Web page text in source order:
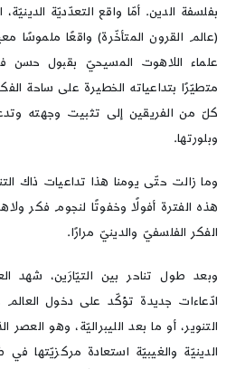
بفلسفة الدين. أمّا واقع التعدّديّة
(عالم القرون المتأخّرة) واقعًا ملموسًا
علماء اللاهوت المسيحيّ بقبول
متطيّرًا بتداعياته الخطيرة على ساحة
كلّ من الفريقين إلى تثبيت وجهته
وبلورتها.
وما زالت حتّى يومنا هذا تداعيات ذاك
هذه الفترة أفولًا وخفوتًا لنجوم فكر
الفكر الفلسفيّ والدينيّ مرارًا.
وبعد طول تناحر بين التيّارَين، شهد
ادّعاءات جديدة تؤكّد على دخول
التنوير، أو ما بعد الليبراليّة، وهو
الدينيّة والغيبيّة استعادة مركزيّتها